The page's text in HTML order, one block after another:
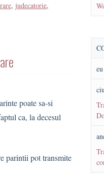
, judecatorie,
poate sa-si
ca, la decesul
parintii pot transmite